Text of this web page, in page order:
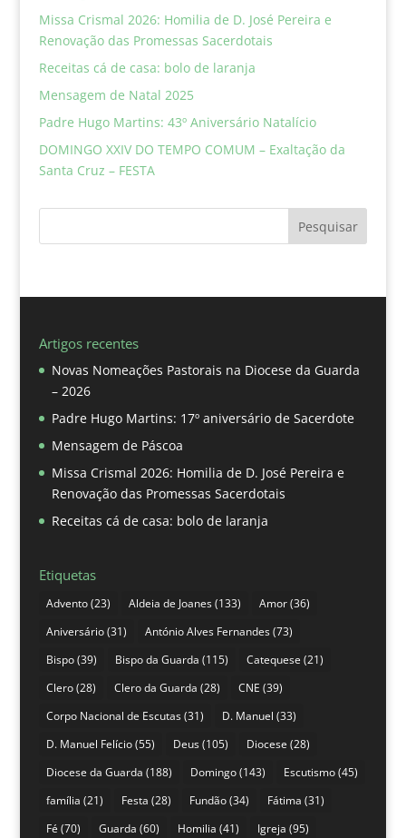
Missa Crismal 2026: Homilia de D. José Pereira e
Renovação das Promessas Sacerdotais
Receitas cá de casa: bolo de laranja
Mensagem de Natal 2025
Padre Hugo Martins: 43º Aniversário Natalício
DOMINGO XXIV DO TEMPO COMUM – Exaltação da
Santa Cruz – FESTA
Pesquisar
Artigos recentes
Novas Nomeações Pastorais na Diocese da Guarda
– 2026
Padre Hugo Martins: 17º aniversário de Sacerdote
Mensagem de Páscoa
Missa Crismal 2026: Homilia de D. José Pereira e
Renovação das Promessas Sacerdotais
Receitas cá de casa: bolo de laranja
Etiquetas
Advento(23) Aldeia de Joanes(133) Amor(36)
Aniversário(31) António Alves Fernandes(73)
Bispo(39) Bispo da Guarda (115) Catequese (21)
Clero(28) Clero da Guarda (28) CNE (39)
Corpo Nacional de Escutas(31) D. Manuel (33)
D. Manuel Felício(55) Deus(105) Diocese (28)
Diocese da Guarda (188) Domingo(143) Escutismo(45)
família (21) Festa (28) Fundão(34) Fátima (31)
Fé (70) Guarda (60) Homilia (41) Igreja (95)